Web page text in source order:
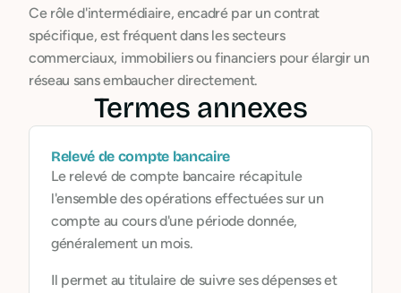
Ce rôle d'intermédiaire, encadré par un contrat
spécifique, est fréquent dans les secteurs
commerciaux, immobiliers ou financiers pour élargir un
réseau sans embaucher directement.
Termes annexes
Relevé de compte bancaire
Le relevé de compte bancaire récapitule
l'ensemble des opérations effectuées sur un
compte au cours d'une période donnée,
généralement un mois.
Il permet au titulaire de suivre ses dépenses et